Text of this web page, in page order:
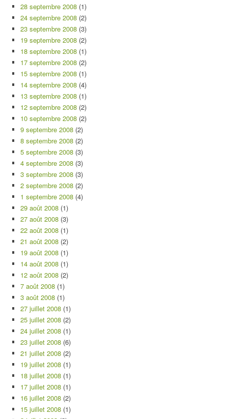
28 septembre 2008 (1)
24 septembre 2008 (2)
23 septembre 2008 (3)
19 septembre 2008 (2)
18 septembre 2008 (1)
17 septembre 2008 (2)
15 septembre 2008 (1)
14 septembre 2008 (4)
13 septembre 2008 (1)
12 septembre 2008 (2)
10 septembre 2008 (2)
9 septembre 2008 (2)
8 septembre 2008 (2)
5 septembre 2008 (3)
4 septembre 2008 (3)
3 septembre 2008 (3)
2 septembre 2008 (2)
1 septembre 2008 (4)
29 août 2008 (1)
27 août 2008 (3)
22 août 2008 (1)
21 août 2008 (2)
19 août 2008 (1)
14 août 2008 (1)
12 août 2008 (2)
7 août 2008 (1)
3 août 2008 (1)
27 juillet 2008 (1)
25 juillet 2008 (2)
24 juillet 2008 (1)
23 juillet 2008 (6)
21 juillet 2008 (2)
19 juillet 2008 (1)
18 juillet 2008 (1)
17 juillet 2008 (1)
16 juillet 2008 (2)
15 juillet 2008 (1)